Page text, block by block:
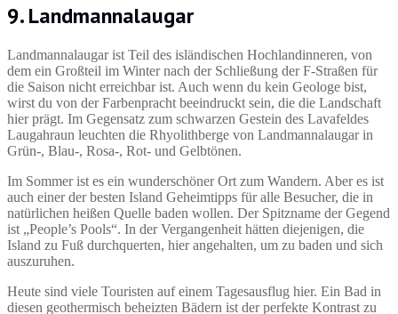
9. Landmannalaugar
Landmannalaugar ist Teil des isländischen Hochlandinneren, von
dem ein Großteil im Winter nach der Schließung der F-Straßen für
die Saison nicht erreichbar ist. Auch wenn du kein Geologe bist,
wirst du von der Farbenpracht beeindruckt sein, die die Landschaft
hier prägt. Im Gegensatz zum schwarzen Gestein des Lavafeldes
Laugahraun leuchten die Rhyolithberge von Landmannalaugar in
Grün-, Blau-, Rosa-, Rot- und Gelbtönen.
Im Sommer ist es ein wunderschöner Ort zum Wandern. Aber es ist
auch einer der besten Island Geheimtipps für alle Besucher, die in
natürlichen heißen Quelle baden wollen. Der Spitzname der Gegend
ist „People’s Pools“. In der Vergangenheit hätten diejenigen, die
Island zu Fuß durchquerten, hier angehalten, um zu baden und sich
auszuruhen.
Heute sind viele Touristen auf einem Tagesausflug hier. Ein Bad in
diesen geothermisch beheizten Bädern ist der perfekte Kontrast zu